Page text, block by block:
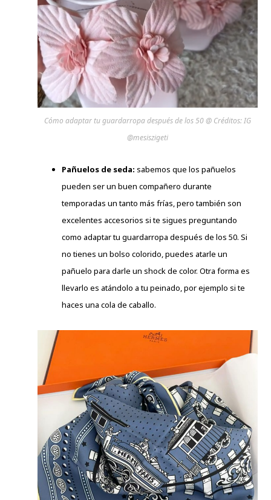
Cómo adaptar tu guardarropa después de los 50 @ Créditos: IG
@mesiszigeti
Pañuelos de seda: sabemos que los pañuelos
pueden ser un buen compañero durante
temporadas un tanto más frías, pero también son
excelentes accesorios si te sigues preguntando
como adaptar tu guardarropa después de los 50. Si
no tienes un bolso colorido, puedes atarle un
pañuelo para darle un shock de color. Otra forma es
llevarlo es atándolo a tu peinado, por ejemplo si te
haces una cola de caballo.